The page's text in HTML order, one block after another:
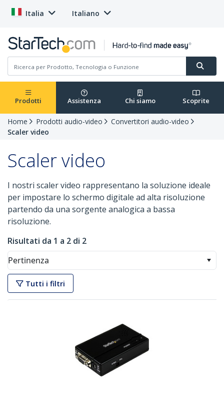
Italia Italiano
Prodotti Assistenza Chi siamo Scoprite
Home Prodotti audio-video
Convertitori audio-video
Scaler video
Scaler video
I nostri scaler video rappresentano la soluzione ideale
per impostare lo schermo digitale ad alta risoluzione
partendo da una sorgente analogica a bassa
risoluzione.
Risultati da 1 a 2 di 2
Pertinenza
Tutti i filtri